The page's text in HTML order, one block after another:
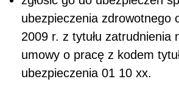
ubezpieczenia zdrowotnego
2009 r. z tytułu zatrudnienia
umowy o pracę z kodem
ubezpieczenia 01 10 xx.